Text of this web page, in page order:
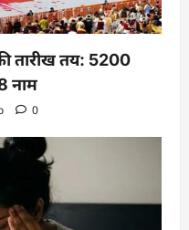
तारीख तय: 5200
नाम
0